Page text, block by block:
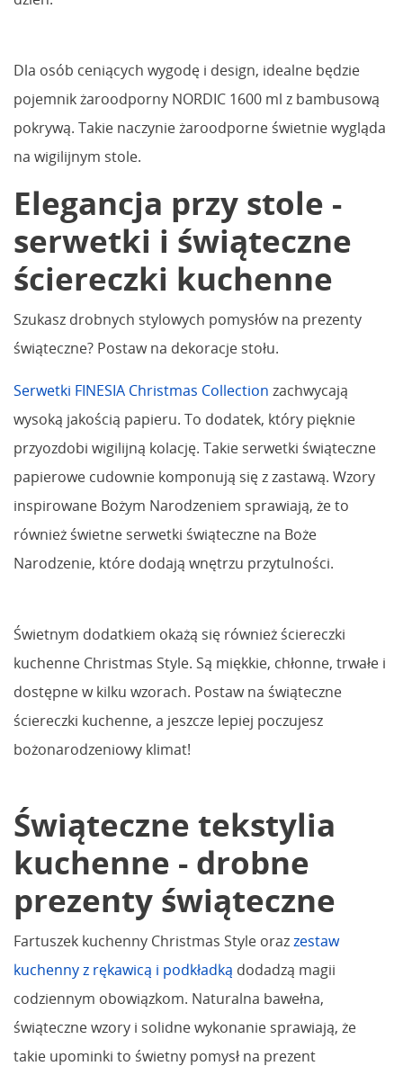
Dla osób ceniących wygodę i design, idealne będzie
pojemnik żaroodporny NORDIC 1600 ml z bambusową
pokrywą. Takie naczynie żaroodporne świetnie wygląda
na wigilijnym stole.
Elegancja przy stole -
serwetki i świąteczne
ściereczki kuchenne
Szukasz drobnych stylowych pomysłów na prezenty
świąteczne? Postaw na dekoracje stołu.
Serwetki FINESIA Christmas Collection zachwycają
wysoką jakością papieru. To dodatek, który pięknie
przyozdobi wigilijną kolację. Takie serwetki świąteczne
papierowe cudownie komponują się z zastawą. Wzory
inspirowane Bożym Narodzeniem sprawiają, że to
również świetne serwetki świąteczne na Boże
Narodzenie, które dodają wnętrzu przytulności.
Świetnym dodatkiem okażą się również ściereczki
kuchenne Christmas Style. Są miękkie, chłonne, trwałe i
dostępne w kilku wzorach. Postaw na świąteczne
ściereczki kuchenne, a jeszcze lepiej poczujesz
bożonarodzeniowy klimat!
Świąteczne tekstylia
kuchenne - drobne
prezenty świąteczne
Fartuszek kuchenny Christmas Style orazzestaw
kuchenny z rękawicą i podkładką dodadzą magii
codziennym obowiązkom. Naturalna bawełna,
świąteczne wzory i solidne wykonanie sprawiają, że
takie upominki to świetny pomysł na prezent